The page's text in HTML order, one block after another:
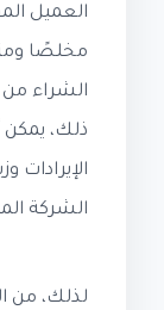
العميل
مخلصًا
الشراء من
ذلك، يمكن
الإيرادات
الشركة
لذلك، من